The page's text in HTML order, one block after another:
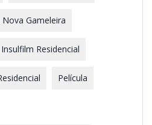
Gameleira
Insulfilm Residencial
Película